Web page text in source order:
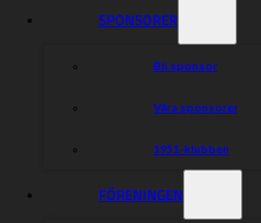
SPONSORER
Bli sponsor
Våra sponsorer
1951-klubben
FÖRENINGEN
Dela nyheten: